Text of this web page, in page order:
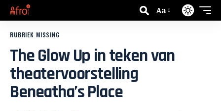
Aa
RUBRIEK MISSING
The Glow Up in teken van
theatervoorstelling
Beneatha’s Place